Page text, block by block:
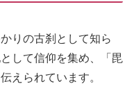
りの古刹として知ら
して信仰を集め、「毘
えられています。